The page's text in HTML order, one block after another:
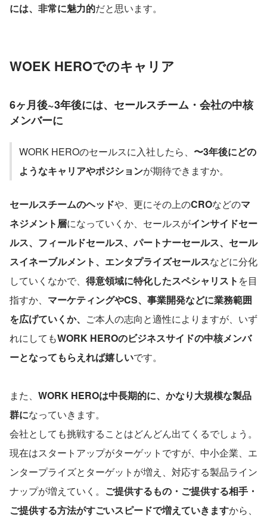
には、非常に魅力的だと思います。
WOEK HEROでのキャリア
6ヶ月後~3年後には、セールスチーム・会社の中核
メンバーに
WORK HEROのセールスに入社したら、 〜3年後にどの
ようなキャリアやポジションが期待できますか。
セールスチームのヘッドや、更にその上のCROなどのマ
ネジメント層になっていくか、セールスがインサイドセー
ルス、フィールドセールス、パートナーセールス、セール
スイネーブルメント、エンタプライズセールスなどに分化
していくなかで、 得意領域に特化したスペシャリスト を目
指すか、 マーケティングやCS、事業開発などに業務範囲
を広げていくか、 ご本人の志向と適性によりますが、いず
れにしてもWORK HEROのビジネスサイドの中核メンバ
ーとなってもらえれば嬉しいです。
また、 WORK HEROは中長期的に、かなり大規模な製品
群になっていきます。
会社としても挑戦することはどんどん出てくるでしょう。
現在はスタートアップがターゲットですが、中小企業、エ
ンタープライズとターゲットが増え、対応する製品ライン
ナップが増えていく。 ご提供するもの・ご提供する相手・
ご提供する方法がすごいスピードで増えていきますから、